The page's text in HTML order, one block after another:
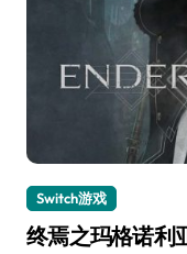
Switch游戏
终焉之玛格诺利